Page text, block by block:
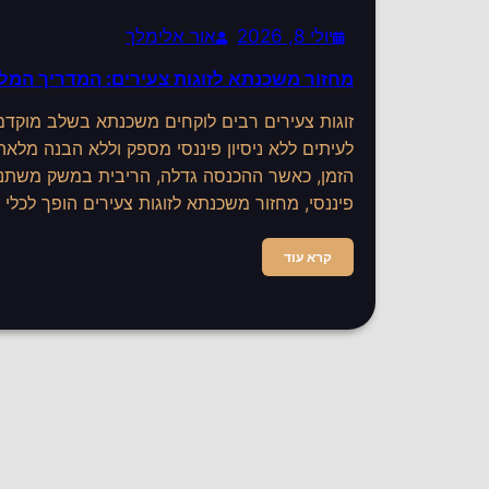
יולי 8, 2026
אור אלימלך
מחזור משכנתא לזוגות צעירים: המדריך
זוגות צעירים רבים לוקחים משכנתא בשלב
לעיתים ללא ניסיון פיננסי מספק וללא הבנה
הזמן, כאשר ההכנסה גדלה, הריבית במשק
פיננסי, מחזור משכנתא לזוגות צעירים הופך
קרא עוד